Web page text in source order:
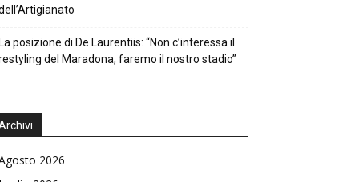
posizione di De Laurentiis: “Non c’interessa il
del Maradona, faremo il nostro stadio”
2026